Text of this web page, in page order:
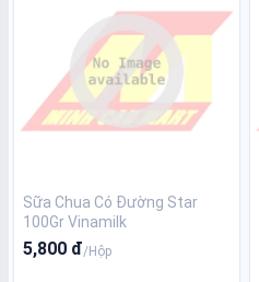
Sữa Chua Có Đường Star
100Gr Vinamilk
5,800 đ/Hộp